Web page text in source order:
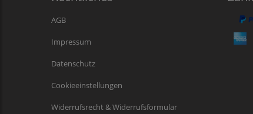
AGB
Impressum
Datenschutz
Cookieeinstellungen
Widerrufsrecht & Widerrufsformular